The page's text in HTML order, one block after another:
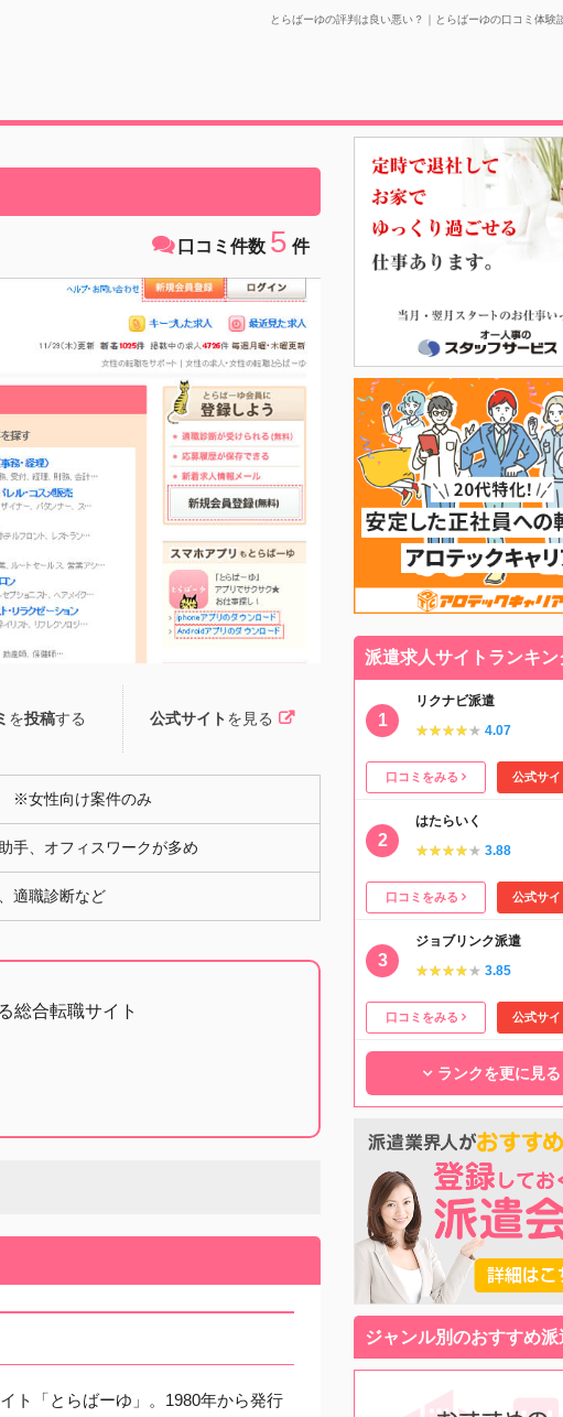
とらばーゆの評判は良い悪い？｜とらばーゆの口コミ体験
口コミ件数 5 件
を投稿する 公式サイト を見る
※女性向け案件のみ
手、オフィスワークが多め
適職診断など
総合転職サイト
ト「とらばーゆ」。1980年から発行
派遣求人サイトランキン
リクナビ派遣
★★★★★
★★★★★ 4.07
口コミをみる 公式サ
はたらいく
★★★★★
★★★★★ 3.88
口コミをみる 公式サ
ジョブリンク派遣
★★★★★
★★★★★ 3.85
口コミをみる 公式サ
ランクを更に見る
ジャンル別のおすすめ